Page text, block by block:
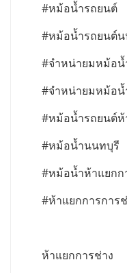
#หม้อน้ำรถยนต์
#หม้อน้ำรถยนต์
#จำหน่ายมหม้อน้
#จำหน่ายมหม้อ
#หม้อน้ำรถยนต์
#หม้อน้ำนนทบุรี
#หม้อน้ำห้าแยกก
#ห้าแยกการการ
ห้าแยกการช่าง